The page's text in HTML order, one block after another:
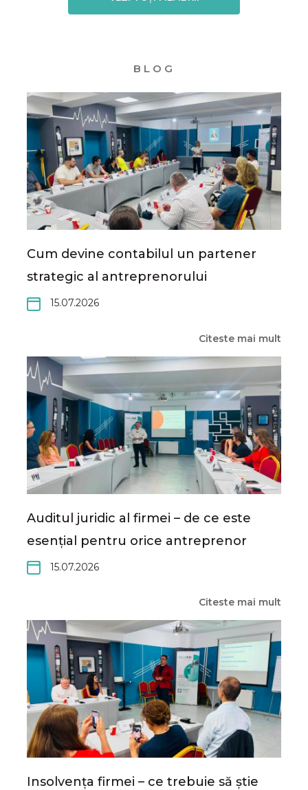
BLOG
Cum devine contabilul un partener
strategic al antreprenorului
15.07.2026
Citeste mai mult
Auditul juridic al firmei – de ce este
esențial pentru orice antreprenor
15.07.2026
Citeste mai mult
Insolvența firmei – ce trebuie să știe